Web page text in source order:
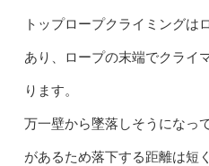
トップロープクライミングは
あり、ロープの末端でクライ
ります。
万一壁から墜落しそうになっ
があるため落下する距離は短